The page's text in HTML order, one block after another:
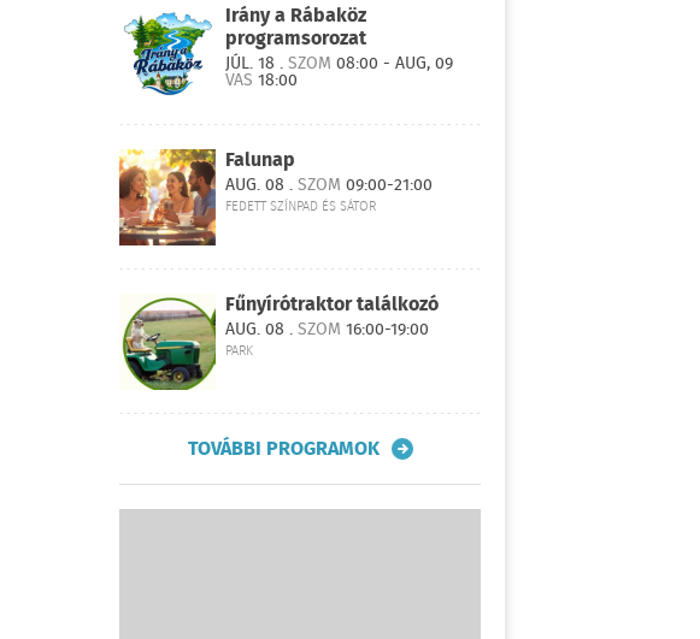
Irány a Rábaköz
programsorozat
JÚL. 18 .SZOM 08:00 - AUG, 09
VAS 18:00
Falunap
AUG. 08 .SZOM 09:00-21:00
FEDETT SZÍNPAD ÉS SÁTOR
Fűnyírótraktor találkozó
AUG. 08 .SZOM 16:00-19:00
PARK
TOVÁBBI PROGRAMOK